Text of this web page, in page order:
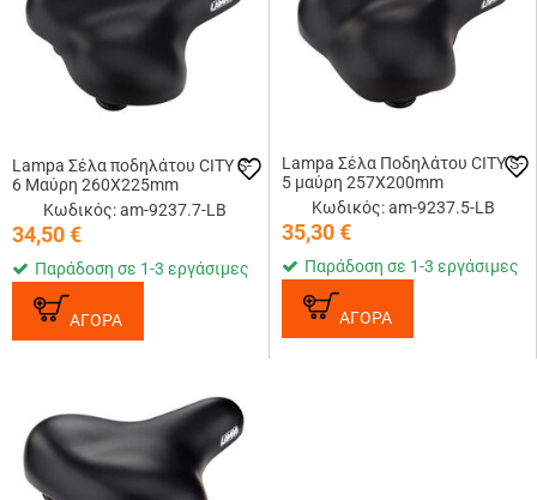
Lampa Σέλα ποδηλάτου CITY S-
6 Μαύρη 260Χ225mm
Κωδικός: am-9237.7-LB
34,50€
Παράδοση σε 1-3 εργάσιμες
ΑΓΟΡΑ
Lampa Σέλα Ποδηλάτου CITY S-
5 μαύρη 257Χ200mm
Κωδικός: am-9237.5-LB
35,30€
Παράδοση σε 1-3 εργάσιμες
ΑΓΟΡΑ